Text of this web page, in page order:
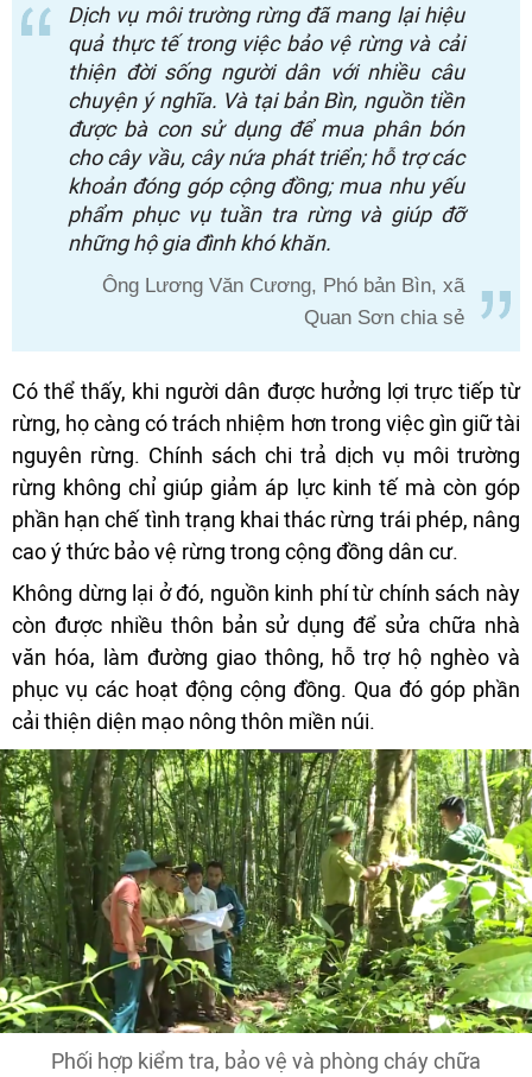
Dịch vụ môi trường rừng đã mang lại hiệu
quả thực tế trong việc bảo vệ rừng và cải
thiện đời sống người dân với nhiều câu
chuyện ý nghĩa. Và tại bản Bìn, nguồn tiền
được bà con sử dụng để mua phân bón
cho cây vầu, cây nứa phát triển; hỗ trợ các
khoản đóng góp cộng đồng; mua nhu yếu
phẩm phục vụ tuần tra rừng và giúp đỡ
những hộ gia đình khó khăn.
Ông Lương Văn Cương, Phó bản Bìn, xã
Quan Sơn chia sẻ
Có thể thấy, khi người dân được hưởng lợi trực tiếp từ
rừng, họ càng có trách nhiệm hơn trong việc gìn giữ tài
nguyên rừng. Chính sách chi trả dịch vụ môi trường
rừng không chỉ giúp giảm áp lực kinh tế mà còn góp
phần hạn chế tình trạng khai thác rừng trái phép, nâng
cao ý thức bảo vệ rừng trong cộng đồng dân cư.
Không dừng lại ở đó, nguồn kinh phí từ chính sách này
còn được nhiều thôn bản sử dụng để sửa chữa nhà
văn hóa, làm đường giao thông, hỗ trợ hộ nghèo và
phục vụ các hoạt động cộng đồng. Qua đó góp phần
cải thiện diện mạo nông thôn miền núi.
Phối hợp kiểm tra, bảo vệ và phòng cháy chữa